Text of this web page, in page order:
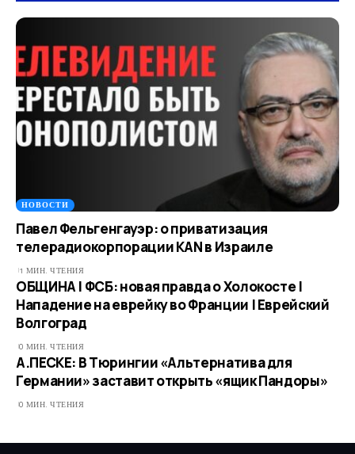
НОВОСТИ
Павел Фельгенгауэр: о приватизация
телерадиокорпорации KAN в Израиле
1 МИН. ЧТЕНИЯ
ОБЩИНА | ФСБ: новая правда о Холокосте |
Нападение на еврейку во Франции | Еврейский
Волгоград
0 МИН. ЧТЕНИЯ
А.ПЕСКЕ: В Тюрингии «Альтернатива для
Германии» заставит открыть «ящик Пандоры»
0 МИН. ЧТЕНИЯ